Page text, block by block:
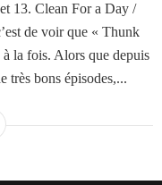
13. Clean For a Day /
de voir que « Thunk
la fois. Alors que depuis
très bons épisodes,...